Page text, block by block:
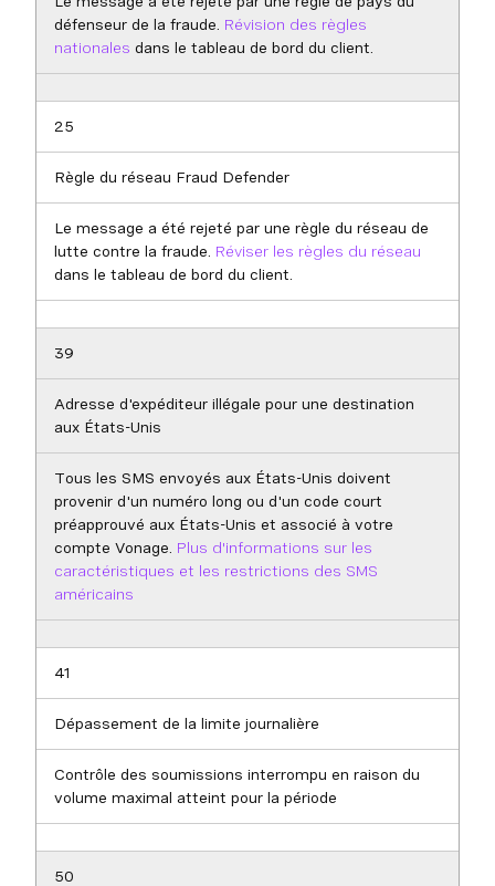
défenseur de la fraude. Révision des règles
nationales dans le tableau de bord du client.
25
Règle du réseau Fraud Defender
Le message a été rejeté par une règle du réseau de
lutte contre la fraude. Réviser les règles du réseau
dans le tableau de bord du client.
39
Adresse d'expéditeur illégale pour une destination
aux États-Unis
Tous les SMS envoyés aux États-Unis doivent
provenir d'un numéro long ou d'un code court
préapprouvé aux États-Unis et associé à votre
compte Vonage. Plus d'informations sur les
caractéristiques et les restrictions des SMS
américains
41
Dépassement de la limite journalière
Contrôle des soumissions interrompu en raison du
volume maximal atteint pour la période
50